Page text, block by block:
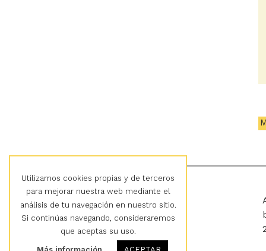
Cultura en Vena
Utilizamos cookies propias y de terceros
para mejorar nuestra web mediante el
análisis de tu navegación en nuestro sitio.
Si continúas navegando, consideraremos
que aceptas su uso.